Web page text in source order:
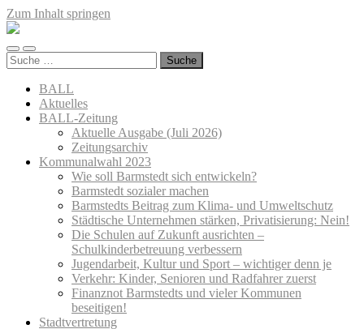
Zum Inhalt springen
Barmstedter
Mobile-
Menü
Suchfeld
ein-/ausblenden
Suche
nach:
BALL
Aktuelles
BALL-Zeitung
Aktuelle Ausgabe (Juli 2026)
Zeitungsarchiv
Kommunalwahl 2023
Wie soll Barmstedt sich entwickeln?
Barmstedt sozialer machen
Barmstedts Beitrag zum Klima- und Umweltschutz
Städtische Unternehmen stärken, Privatisierung: Nein!
Die Schulen auf Zukunft ausrichten –
Schulkinderbetreuung verbessern
Jugendarbeit, Kultur und Sport – wichtiger denn je
Verkehr: Kinder, Senioren und Radfahrer zuerst
Finanznot Barmstedts und vieler Kommunen
beseitigen!
Stadtvertretung